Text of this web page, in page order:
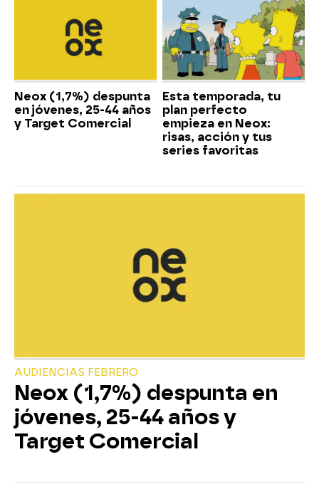
Neox (1,7%) despunta
en jóvenes, 25-44 años
y Target Comercial
Esta temporada, tu
plan perfecto
empieza en Neox:
risas, acción y tus
series favoritas
AUDIENCIAS FEBRERO
Neox (1,7%) despunta en
jóvenes, 25-44 años y
Target Comercial